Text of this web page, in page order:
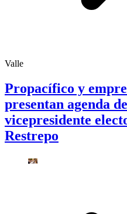
Valle
Propacífico y
presentan agenda
vicepresidente
Restrepo